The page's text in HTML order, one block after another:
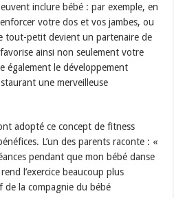
inclure bébé : par exemple, en
votre dos et vos jambes, ou
tout-petit devient un partenaire de
ainsi non seulement votre
également le développement
une merveilleuse
adopté ce concept de fitness
L’un des parents raconte : «
pendant que mon bébé danse
l’exercice beaucoup plus
de la compagnie du bébé